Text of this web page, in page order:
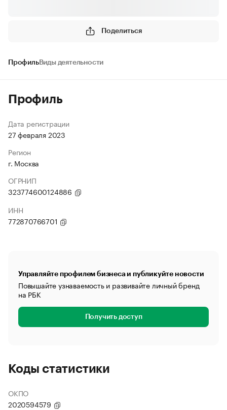
Поделиться
ПрофильВиды деятельности
Профиль
Дата регистрации
27 февраля 2023
Регион
г. Москва
ОГРНИП
323774600124886
ИНН
772870766701
Управляйте профилем бизнеса и публикуйте новости
Повышайте узнаваемость и развивайте личный бренд
на РБК
Получить доступ
Коды статистики
ОКПО
2020594579